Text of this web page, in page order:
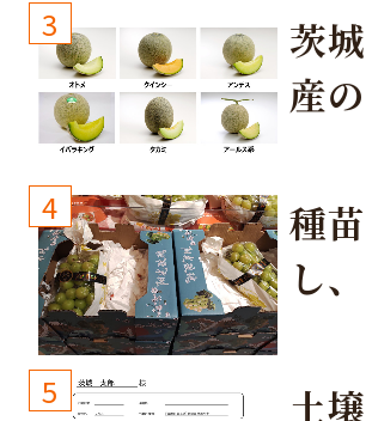
3
茨
産
4
種
し
し
5 土